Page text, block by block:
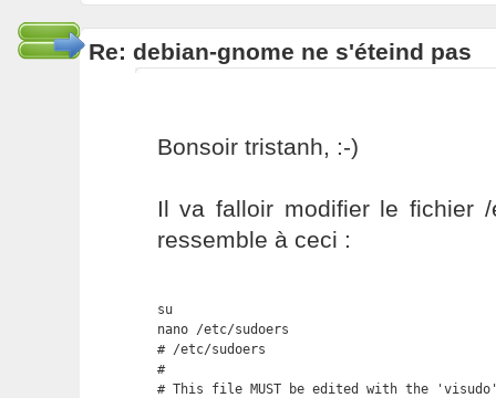
Re: debian-gnome ne s'éteind pas
Bonsoir tristanh, :-)
Il va falloir modifier le fichier
ressemble à ceci :
su
nano /etc/sudoers
# /etc/sudoers
#
# This file MUST be edited with the 'visudo'